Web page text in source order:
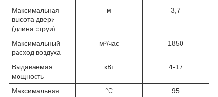
Максимальная
высота двери
(длина струи)
м 3,7
Максимальный
расход воздуха
м³/час 1850
Выдаваемая
мощность
кВт 4-17
Максимальная
°C 95